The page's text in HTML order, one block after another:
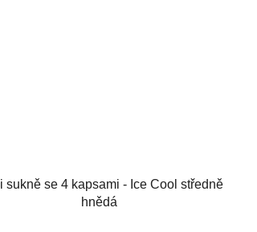
sukně se 4 kapsami - Ice Cool středně
hnědá